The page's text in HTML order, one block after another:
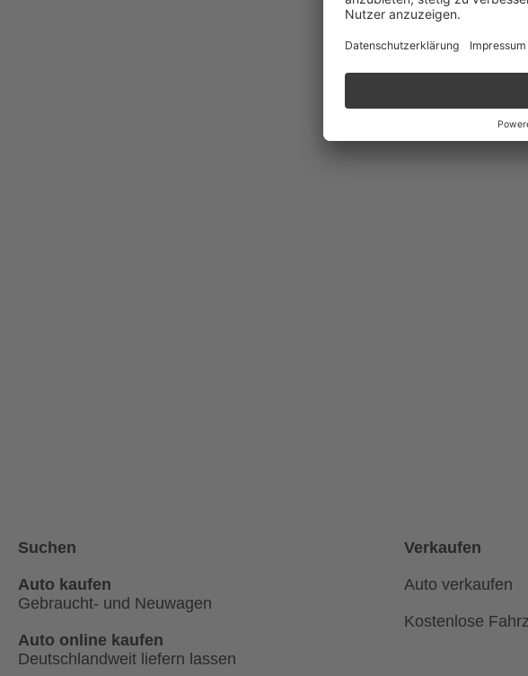
Suchen
Auto kaufen
Gebraucht- und Neuwagen
Auto online kaufen
Deutschlandweit liefern lassen
Verkaufen
Auto verkaufen
Kostenlose